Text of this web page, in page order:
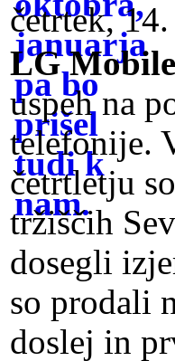
četrtek,
LG Mobile
uspeh na
telefonije.
četrtletju
tržiščih
dosegli
so prodali
doslej in